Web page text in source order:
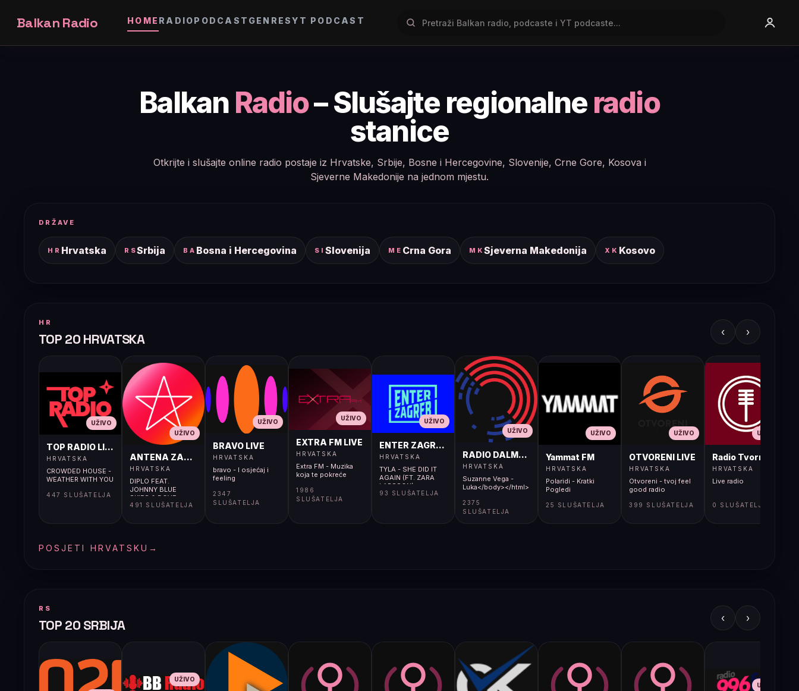
Balkan Radio HOME RADIOPODCAST GENRESYT PODCAST
Balkan Radio– Slušajte regionalne radio
stanice
Otkrijte i slušajte online radio postaje iz Hrvatske, Srbije, Bosne i Hercegovine, Slovenije, Crne Gore, Kosova i
Sjeverne Makedonije na jednom mjestu.
DRŽAVE
HR Hrvatska RSSrbija BA Bosna i Hercegovina SI Slovenija ME Crna Gora MKSjeverna Makedonija XK Kosovo
HR
TOP 20 HRVATSKA ‹ ›
UŽIVO
TOP RADIO LIVE
HRVATSKA
CROWDED HOUSE -
WEATHER WITH YOU
447 SLUŠATELJA
UŽIVO
ANTENA ZAGREB LIVE
HRVATSKA
DIPLO FEAT.
JOHNNY BLUE
SKIES & DOVE
CAMERON - USE ME
491 SLUŠATELJA
UŽIVO
BRAVO LIVE
HRVATSKA
bravo - I osjećaj i
feeling
2347
SLUŠATELJA
UŽIVO
EXTRA FM LIVE
HRVATSKA
Extra FM - Muzika
koja te pokreće
1986
SLUŠATELJA
UŽIVO
ENTER ZAGREB LIVE
HRVATSKA
TYLA - SHE DID IT
AGAIN (FT. ZARA
LARSSON)
93 SLUŠATELJA
UŽIVO
RADIO DALMACIJA LIVE
HRVATSKA
Suzanne Vega -
Luka</body></html>
2375
SLUŠATELJA
UŽIVO
Yammat FM
HRVATSKA
Polaridi - Kratki
Pogledi
25 SLUŠATELJA
UŽIVO
OTVORENI LIVE
HRVATSKA
Otvoreni - tvoj feel
good radio
399 SLUŠATELJA
UŽIVO
Radio Tvornica
HRVATSKA
Live radio
0 SLUŠATELJA
POSJETI HRVATSKU →
RS
TOP 20 SRBIJA ‹ ›
UŽIVO
UŽIVO